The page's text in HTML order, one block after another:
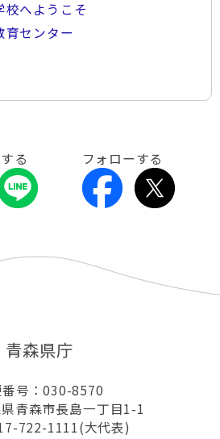
校へようこそ
育センター
る フォローする
青森県庁
号：030-8570
青森市長島一丁目1-1
722-1111(大代表)